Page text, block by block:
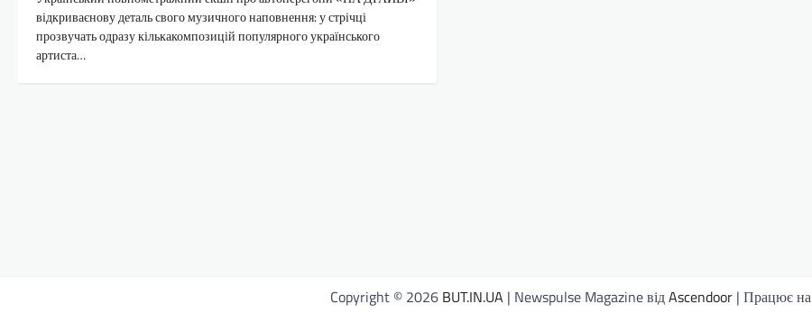
відкриваєнову деталь свого музичного наповнення: у стрічці
прозвучать одразу кількакомпозицій популярного українського
артиста…
Copyright © 2026 BUT.IN.UA | Newspulse Magazine відAscendoor| Працює на